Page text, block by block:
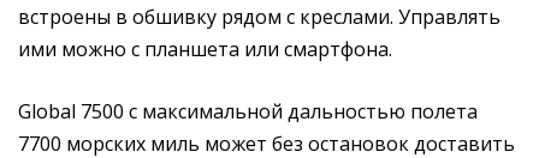
встроены в обшивку рядом с креслами. Управлять
ими можно с планшета или смартфона.
Global 7500 с максимальной дальностью полета
7700 морских миль может без остановок доставить